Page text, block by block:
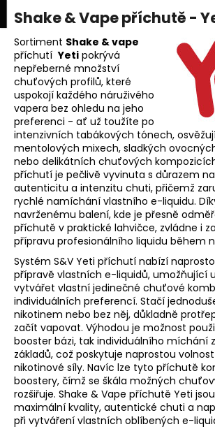
Přejít
na
obsah
Shake & Vape příchutě -
Sortiment Shake & vape
příchutíYeti pokrývá
nepřeberné množství
chuťových profilů, které
uspokojí každého náruživého
vapera bez ohledu na jeho
preferenci - ať už toužíte po
intenzivních tabákových tónech,
mentolových mixech, sladkých
nebo delikátních chuťových
příchutí je pečlivě vyvinuta s důrazem
autenticitu a intenzitu chuti, přičemž
rychlé namíchání vlastního e-liquidu.
navrženému balení, kde je přesně
příchutě v praktické lahvičce, zvládne i
přípravu profesionálního liquidu během
Systém S&V Yeti příchutí nabízí
přípravě vlastních e-liquidů, umožňující
vytvářet vlastní jedinečné chuťové
individuálních preferencí. Stačí
nikotinem nebo bez něj, důkladně
začít vapovat. Výhodou je možnost
booster bázi, tak individuálního míchání
základů, což poskytuje naprostou
nikotinové síly. Navíc lze tyto příchutě
boostery, čímž se škála možných
rozšiřuje. Shake & Vape příchutě Yeti
maximální kvality, autentické chuti a
při vytváření vlastních oblíbených e-
o
C
o
p
o
t
ř
e
b
u
j
e
t
e
n
a
j
í
t
?